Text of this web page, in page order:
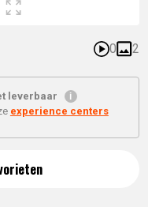
0 2
leverbaar
experience centers